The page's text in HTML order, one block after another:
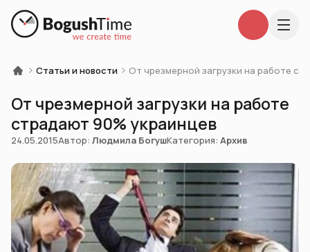
Статьи и новости От чрезмерной загрузки на работе
От чрезмерной загрузки на работе
страдают 90% украинцев
24.05.2015Автор: Людмила БогушКатегория: Архив